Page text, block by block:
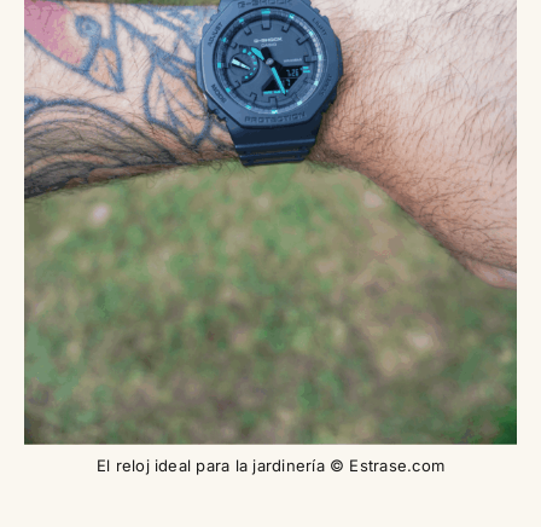
El reloj ideal para la jardinería © Estrase.com